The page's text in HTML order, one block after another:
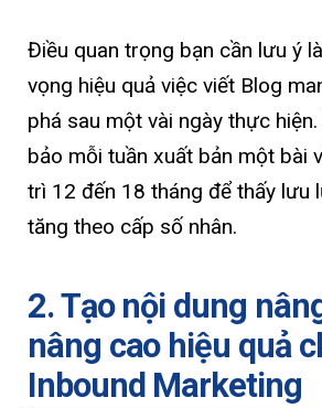
Điều quan trọng bạn cần lưu ý
vọng hiệu quả việc viết Blog
phá sau một vài ngày thực
bảo mỗi tuần xuất bản một bài
trì 12 đến 18 tháng để thấy lưu
tăng theo cấp số nhân.
2. Tạo nội dung
nâng cao hiệu quả
Inbound Marketing